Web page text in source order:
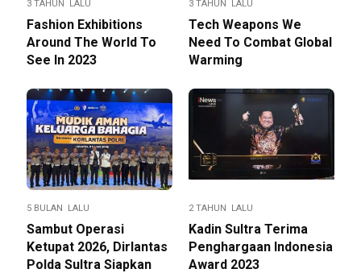
3 TAHUN LALU
Fashion Exhibitions
Around The World To
See In 2023
3 TAHUN LALU
Tech Weapons We
Need To Combat Global
Warming
5 BULAN LALU
Sambut Operasi
Ketupat 2026, Dirlantas
Polda Sultra Siapkan
2 TAHUN LALU
Kadin Sultra Terima
Penghargaan Indonesia
Award 2023